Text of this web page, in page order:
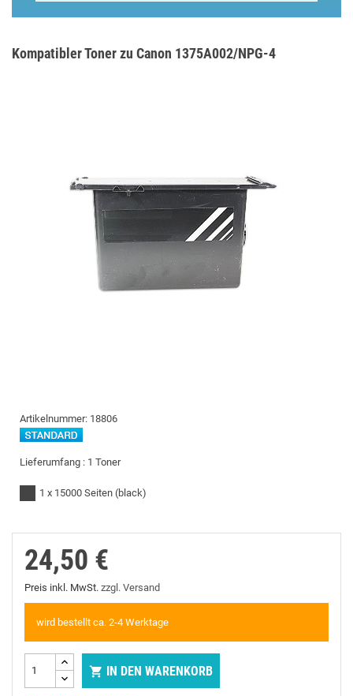
Kompatibler Toner zu Canon 1375A002/NPG-4
Artikelnummer: 18806
Lieferumfang : 1 Toner
1 x 15000 Seiten (black)
24,50 €
Preis inkl. MwSt. zzgl. Versand
wird bestellt ca. 2-4 Werktage
 IN DEN WARENKORB